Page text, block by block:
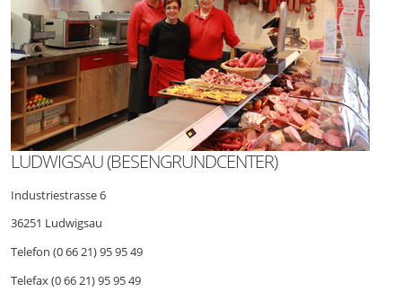
LUDWIGSAU (BESENGRUNDCENTER)
Industriestrasse 6
36251 Ludwigsau
Telefon (0 66 21) 95 95 49
Telefax (0 66 21) 95 95 49